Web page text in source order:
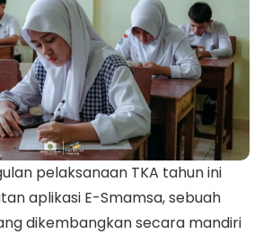
pelaksanaan TKA tahun ini
aplikasi E-Smamsa, sebuah
dikembangkan secara mandiri